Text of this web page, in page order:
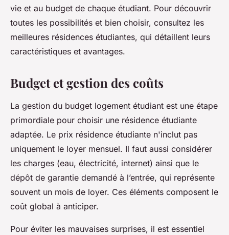
vie et au budget de chaque étudiant. Pour découvrir
toutes les possibilités et bien choisir, consultez les
meilleures résidences étudiantes, qui détaillent leurs
caractéristiques et avantages.
Budget et gestion des coûts
La gestion du budget logement étudiant est une étape
primordiale pour choisir une résidence étudiante
adaptée. Le prix résidence étudiante n'inclut pas
uniquement le loyer mensuel. Il faut aussi considérer
les charges (eau, électricité, internet) ainsi que le
dépôt de garantie demandé à l’entrée, qui représente
souvent un mois de loyer. Ces éléments composent le
coût global à anticiper.
Pour éviter les mauvaises surprises, il est essentiel